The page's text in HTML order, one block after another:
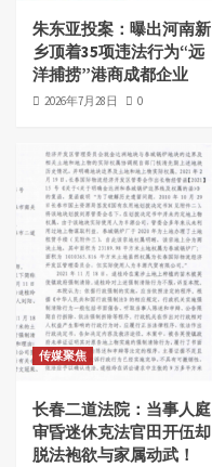
朱东亚投案：曝出河南新
乡顶着35项违法行为“远
洋捕捞”港商成都企业
2026年7月28日 0
传媒聚焦
长春二道法院：当事人庭
审昏迷休克法官田开伍却
脱法袍欲与家属动武！